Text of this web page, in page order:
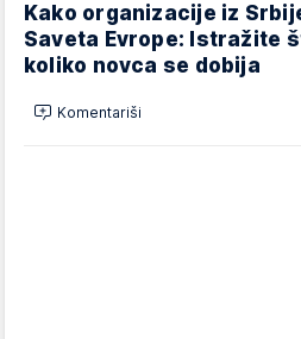
Kako organizacije iz
Saveta Evrope: Istražite
koliko novca se dobija
Komentariši